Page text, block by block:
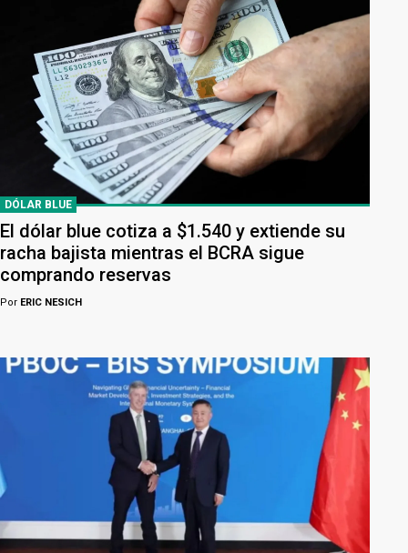
DÓLAR BLUE
El dólar blue cotiza a $1.540 y extiende su
racha bajista mientras el BCRA sigue
comprando reservas
Por ERIC NESICH